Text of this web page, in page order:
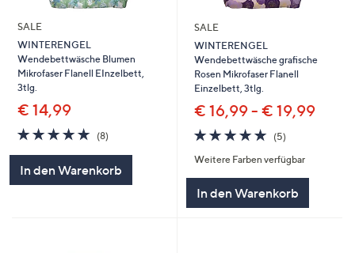
SALE
WINTERENGEL
Wendebettwäsche Blumen
Mikrofaser Flanell EInzelbett,
3tlg.
€ 14,99
4.9
von
(8)8
In den Warenkorb
SALE
WINTERENGEL
Wendebettwäsche grafische
Rosen Mikrofaser Flanell
Einzelbett, 3tlg.
€ 16,99 - € 19,99
4.8
von
5
(5)5
Weitere Farben verfügbar
In den Warenkorb